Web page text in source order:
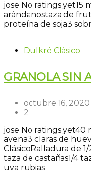
jose No ratings yet15
arándanostaza de
proteína de soja3
Dulkré Clásico
GRANOLA SIN
octubre 16, 2020
2
jose No ratings yet40
avena3 claras de
ClásicoRalladura de 1/
taza de castañas1/4
uva rubias